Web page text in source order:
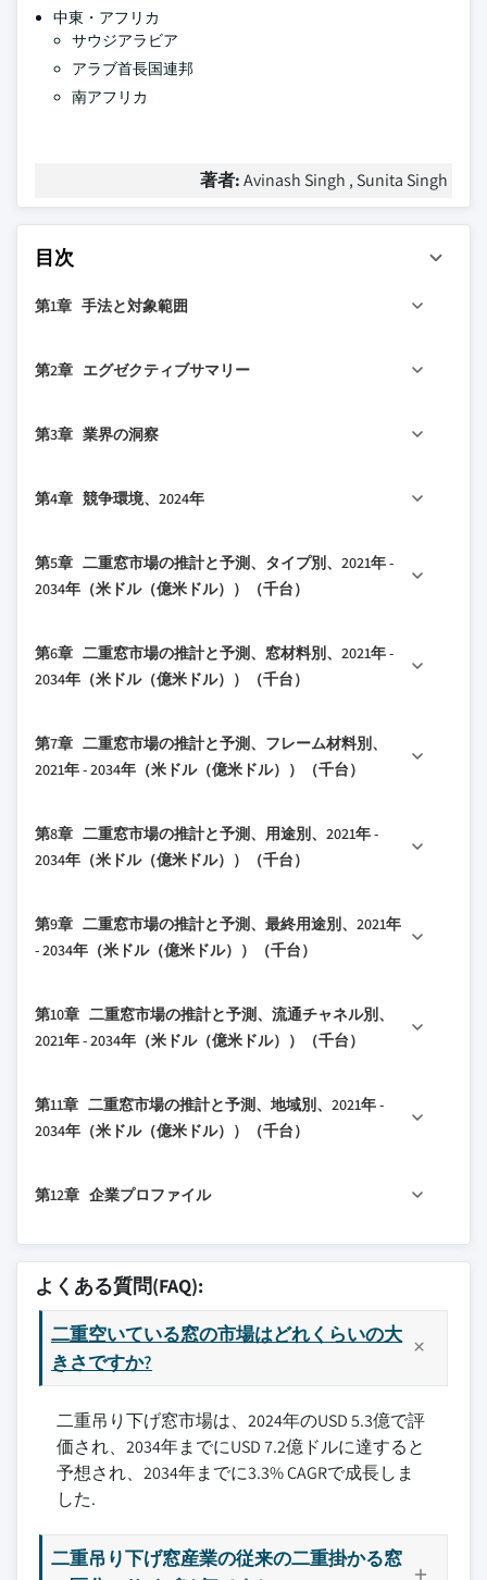
中東・アフリカ
サウジアラビア
アラブ首長国連邦
南アフリカ
著者:Avinash Singh , Sunita Singh
目次
第1章 手法と対象範囲
1.1.1 調査アプローチ
1.2 基本推計と計算
1.2.2 市場推計の主要トレンド
1.4 一次調査と検証
1.4.1 一次ソース
1.5 市場定義
第2章 エグゼクティブサマリー
第3章 業界の洞察
3.1.1 バリューチェーンに影響を与える要因
3.1.3 破壊的変化
3.1.4 将来展望
3.1.6 流通業者
3.2 トランプ政権下の関税分析
3.2.1.1 貿易量の混乱
3.2.1.2 報復措置
3.2.2.1 サプライサイドへの影響（原材
料）
3.2.2.3 サプライチェーンの再構築
3.2.2.4 生産コストへの影響
価格）
3.2.2.6 最終市場への価格転嫁
3.2.2.8 消費者の反応パターン
3.2.3 影響を受ける主要企業
3.2.4.1 サプライチェーンの再構成
3.2.4.3 政策への関与
3.2.5 見通しと今後の検討事項
3.3 影響要因
3.3.1 成長ドライバー
3.3.1.1 省エネルギー窓への需要増加
3.3.1.2 &; 住宅建設ブーム
3.3.1.3 美観性と汎用性
3.3.2 業界の課題と障害
3.3.2.2 低コスト・DIY窓製品との競争
3.4 成長可能性分析
第4章 競争環境、2024年
4.2 企業の市場シェア分析
4.3 競争ポジションマトリックス
第5章 二重窓市場の推計と予測、タイプ別、2021年 -
2034年（米ドル（億米ドル））（千台）
5.2 &; 従来型二重窓
5.3 インテリア傾斜式二重窓
第6章 二重窓市場の推計と予測、窓材料別、2021年 -
2034年（米ドル（億米ドル））（千台）
6.2 木材
6.3 ファイバーグラス
6.5 その他
第7章 二重窓市場の推計と予測、フレーム材料別、
2021年 - 2034年（米ドル（億米ドル））（千台）
7.2 UPVC
7.3 ガラス
7.5 その他
第8章 二重窓市場の推計と予測、用途別、2021年 -
2034年（米ドル（億米ドル））（千台）
8.2 住宅用
8.3 商業用
第9章 二重窓市場の推計と予測、最終用途別、2021年
- 2034年（米ドル（億米ドル））（千台）
9.2 新規建設
9.3 改修・交換
第10章 二重窓市場の推計と予測、流通チャネル別、
2021年 - 2034年（米ドル（億米ドル））（千台）
10.2 直接
10.3 間接
第11章 二重窓市場の推計と予測、地域別、2021年 -
2034年（米ドル（億米ドル））（千台）
11.2 北米
11.2.2 カナダ
11.3 欧州
11.3.1 イギリス
11.3.2 ドイツ
11.3.3 フランス
11.3.4 イタリア
11.3.5 スペイン
11.3.6 ロシア
11.4 アジア太平洋
11.4.1 中国
11.4.2 インド
第12章 企業プロファイル
12.1 American Craftsman
12.3 Blair Window and Door
12.4 Champion Windows
12.5 Harvey Building Products
12.6 Jeld-Wen
12.7 Kolbe Windows and Doors
12.8 Marvin Windows and Doors
12.9 Milgard Windows and Doors
12.11 Simonton Windows and Doors
12.12 Therma-Tru Doors
よくある質問(FAQ):
二重空いている窓の市場はどれくらいの大
きさですか?
二重吊り下げ窓市場は、2024年のUSD 5.3億で評
価され、2034年までにUSD 7.2億ドルに達すると
予想され、2034年までに3.3% CAGRで成長しま
した.
二重吊り下げ窓産業の従来の二重掛かる窓